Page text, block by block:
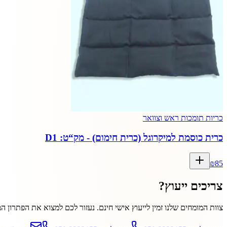
כריות תומכות ראש וצוואר
כרית כוסמת למיקרוגל (כרית חימום) - מק“ט: D1
₪85
צריכים ייעוץ?
צוות המומחים שלנו זמין לייעוץ אישי חינם. נעזור לכם למצוא את הפתרון